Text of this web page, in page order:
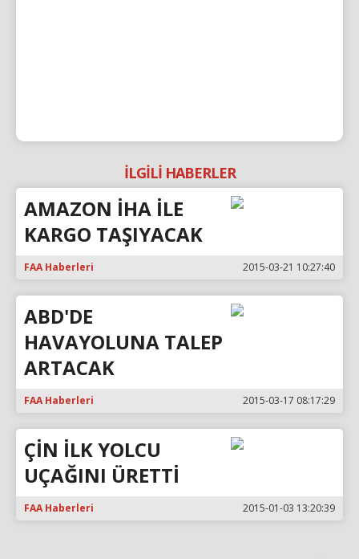
İLGİLİ HABERLER
AMAZON İHA İLE
KARGO TAŞIYACAK
FAA Haberleri 2015-03-21 10:27:40
ABD'DE
HAVAYOLUNA TALEP
ARTACAK
FAA Haberleri 2015-03-17 08:17:29
ÇİN İLK YOLCU
UÇAĞINI ÜRETTİ
FAA Haberleri 2015-01-03 13:20:39